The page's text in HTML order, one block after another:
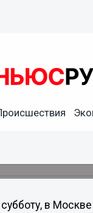
второй
в